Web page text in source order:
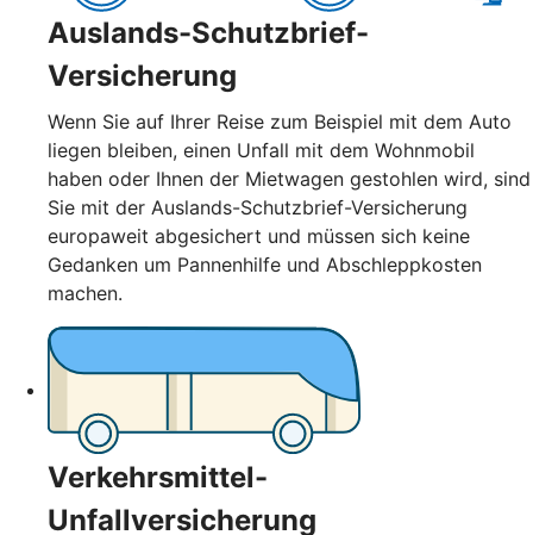
Auslands-Schutzbrief-
Versicherung
Wenn Sie auf Ihrer Reise zum Beispiel mit dem Auto
liegen bleiben, einen Unfall mit dem Wohnmobil
haben oder Ihnen der Mietwagen gestohlen wird, sind
Sie mit der Auslands-Schutzbrief-Versicherung
europaweit abgesichert und müssen sich keine
Gedanken um Pannenhilfe und Abschleppkosten
machen.
Verkehrsmittel-
Unfallversicherung